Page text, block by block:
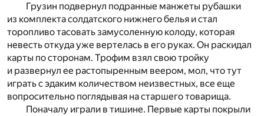
Грузин подвернул подранные манжеты рубашки
из комплекта солдатского нижнего белья и стал
торопливо тасовать замусоленную колоду, которая
невесть откуда уже вертелась в его руках. Он раскидал
карты по сторонам. Трофим взял свою тройку
и развернул ее растопыренным веером, мол, что тут
играть с эдаким количеством неизвестных, все еще
вопросительно поглядывая на старшего товарища.
Поначалу играли в тишине. Первые карты покрыли